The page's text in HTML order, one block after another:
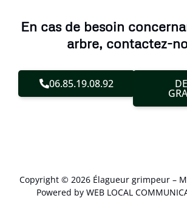
En cas de besoin
arbre, contactez-
06.85.19.08.92
Copyright © 2026 Élagueur grimpeur –
Powered by WEB LOCAL